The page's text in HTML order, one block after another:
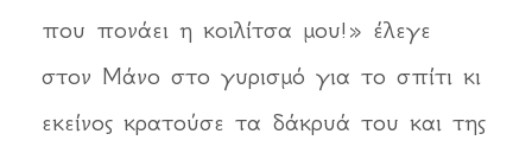
που πονάει η κοιλίτσα μου!» έλεγε
στον Μάνο στο γυρισμό για το σπίτι κι
εκείνος κρατούσε τα δάκρυά του και της